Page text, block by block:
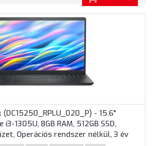
- 15.6"
1305U, 8GB RAM, 512GB SSD,
Operációs rendszer nélkül, 3 év